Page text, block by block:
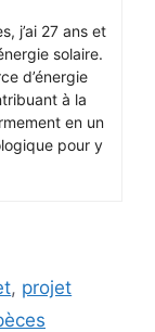
j’ai 27 ans et
solaire.
d’énergie
à la
en un
pour y
, projet